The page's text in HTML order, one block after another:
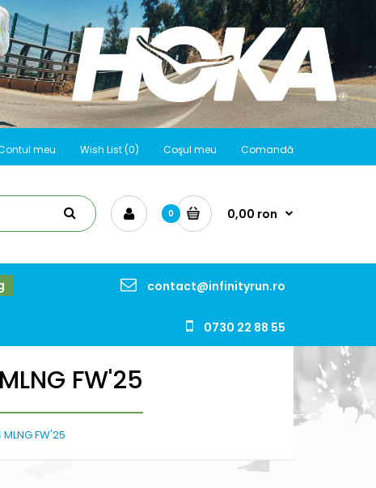
meu Wish List (0) Coşul meu Comandă
0 0,00 ron
contact@infinityrun.ro
0730 22 88 55
FW'25
FW'25